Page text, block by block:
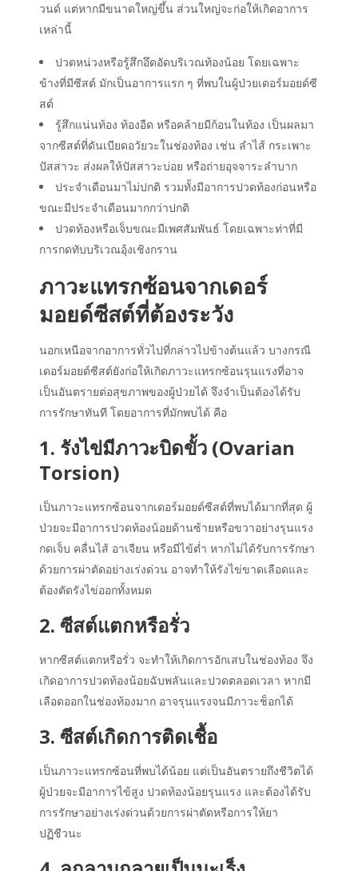
วนด์ แต่หากมีขนาดใหญ่ขึ้น ส่วนใหญ่จะก่อให้เกิดอาการ
เหล่านี้
ปวดหน่วงหรือรู้สึกอึดอัดบริเวณท้องน้อย โดยเฉพาะ
ข้างที่มีซีสต์ มักเป็นอาการแรก ๆ ที่พบในผู้ป่วยเดอร์มอยด์ซี
สต์
รู้สึกแน่นท้อง ท้องอืด หรือคล้ายมีก้อนในท้อง เป็นผลมา
จากซีสต์ที่ดันเบียดอวัยวะในช่องท้อง เช่น ลำไส้ กระเพาะ
ปัสสาวะ ส่งผลให้ปัสสาวะบ่อย หรือถ่ายอุจจาระลำบาก
ประจำเดือนมาไม่ปกติ รวมทั้งมีอาการปวดท้องก่อนหรือ
ขณะมีประจำเดือนมากกว่าปกติ
ปวดท้องหรือเจ็บขณะมีเพศสัมพันธ์ โดยเฉพาะท่าที่มี
การกดทับบริเวณอุ้งเชิงกราน
ภาวะแทรกซ้อนจากเดอร์
มอยด์ซีสต์ที่ต้องระวัง
นอกเหนือจากอาการทั่วไปที่กล่าวไปข้างต้นแล้ว บางกรณี
เดอร์มอยด์ซีสต์ยังก่อให้เกิดภาวะแทรกซ้อนรุนแรงที่อาจ
เป็นอันตรายต่อสุขภาพของผู้ป่วยได้ จึงจำเป็นต้องได้รับ
การรักษาทันที โดยอาการที่มักพบได้ คือ
1. รังไข่มีภาวะบิดขั้ว (Ovarian
Torsion)
เป็นภาวะแทรกซ้อนจากเดอร์มอยด์ซีสต์ที่พบได้มากที่สุด ผู้
ป่วยจะมีอาการปวดท้องน้อยด้านซ้ายหรือขวาอย่างรุนแรง
กดเจ็บ คลื่นไส้ อาเจียน หรือมีไข้ต่ำ หากไม่ได้รับการรักษา
ด้วยการผ่าตัดอย่างเร่งด่วน อาจทำให้รังไข่ขาดเลือดและ
ต้องตัดรังไข่ออกทั้งหมด
2. ซีสต์แตกหรือรั่ว
หากซีสต์แตกหรือรั่ว จะทำให้เกิดการอักเสบในช่องท้อง จึง
เกิดอาการปวดท้องน้อยฉับพลันและปวดตลอดเวลา หากมี
เลือดออกในช่องท้องมาก อาจรุนแรงจนมีภาวะช็อกได้
3. ซีสต์เกิดการติดเชื้อ
เป็นภาวะแทรกซ้อนที่พบได้น้อย แต่เป็นอันตรายถึงชีวิตได้
ผู้ป่วยจะมีอาการไข้สูง ปวดท้องน้อยรุนแรง และต้องได้รับ
การรักษาอย่างเร่งด่วนด้วยการผ่าตัดหรือการให้ยา
ปฏิชีวนะ